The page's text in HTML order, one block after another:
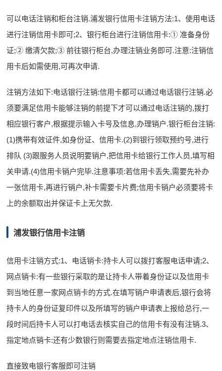
可以电话注销和柜台注销.浦发银行信用卡注销方法:1、使用电话
进行注销信用卡即可;2、银行柜台进行注销信用卡:① 准备身份
证;② 缴清欠款;③ 前往银行柜台,办理注销业务即可.注意:注销信
用卡后如需使用,可再次申请.
注销方法如下:电话银行注销:信用卡都可以通过电话银行注销.必
须要满足信用卡能够注销的前提下才可以通过电话注销的,拨打
相应银行客户,根据提示输入卡号及信息,办理销户.银行柜台注销:
(1)携带有效证件,如身份证、信用卡.(2)到银行领取预约号,进行
排队 (3)跟服务人员说明要销户,把信用卡给银行工作人员,填写相
关申请.(4)信用卡销户完毕.注意事项:若信用卡丢失,需要先补办
一张信用卡,再进行销户,补卡需要卡片费;信用卡销户必须要将卡
上的余额取出并保证卡上无欠款.
浦发银行信用卡注销
信用卡注销方式:1、电话销卡:持卡人可以拨打客服电话申请;2、
网点销卡:有一些银行采取的是让持卡人带着身份证以及信用卡
到当地任意一家网点销卡的方式.在填写销户申请表后,银行会将
持卡人的身份证复印件以及所填写的销户申请表上报给总行,一
段时间后持卡人可以打电话去核实自己的信用卡有没有注销.3、
指定地点销卡:还有少数银行则需要去指定地点注销信用卡.
直接致电银行客服即可注销